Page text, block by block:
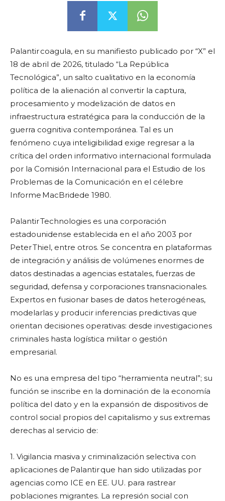
Palantir coagula, en su manifiesto publicado por “X” el
18 de abril de 2026, titulado “La República
Tecnológica”, un salto cualitativo en la economía
política de la alienación al convertir la captura,
procesamiento y modelización de datos en
infraestructura estratégica para la conducción de la
guerra cognitiva contemporánea. Tal es un
fenómeno cuya inteligibilidad exige regresar a la
crítica del orden informativo internacional formulada
por la Comisión Internacional para el Estudio de los
Problemas de la Comunicación en el célebre
Informe MacBridede 1980.
Palantir Technologies es una corporación
estadounidense establecida en el año 2003 por
Peter Thiel, entre otros. Se concentra en plataformas
de integración y análisis de volúmenes enormes de
datos destinadas a agencias estatales, fuerzas de
seguridad, defensa y corporaciones transnacionales.
Expertos en fusionar bases de datos heterogéneas,
modelarlas y producir inferencias predictivas que
orientan decisiones operativas: desde investigaciones
criminales hasta logística militar o gestión
empresarial.
No es una empresa del tipo “herramienta neutral”; su
función se inscribe en la dominación de la economía
política del dato y en la expansión de dispositivos de
control social propios del capitalismo y sus extremas
derechas al servicio de:
1. Vigilancia masiva y criminalización selectiva con
aplicaciones de Palantir que han sido utilizadas por
agencias como ICE en EE. UU. para rastrear
poblaciones migrantes. La represión social con